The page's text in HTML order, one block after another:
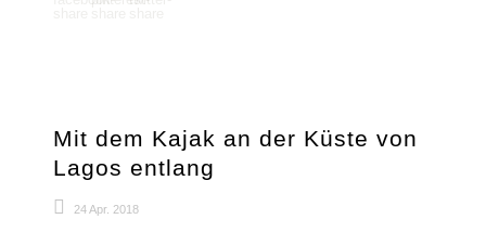
Mit dem Kajak an der Küste von
Lagos entlang
24 Apr. 2018